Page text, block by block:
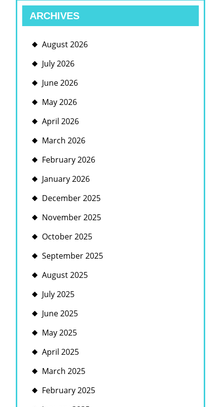
ARCHIVES
August 2026
July 2026
June 2026
May 2026
April 2026
March 2026
February 2026
January 2026
December 2025
November 2025
October 2025
September 2025
August 2025
July 2025
June 2025
May 2025
April 2025
March 2025
February 2025